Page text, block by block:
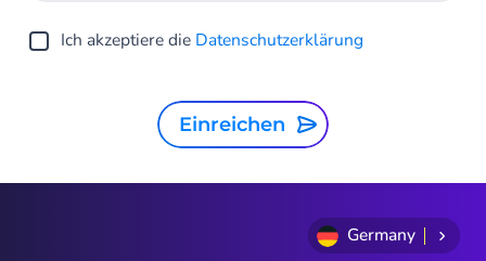
Ich akzeptiere die Datenschutzerklärung
Einreichen
Germany